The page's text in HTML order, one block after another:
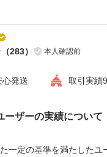
（283） 本人確認前
心発送 取引実績
ーザーの実績について
一定の基準を満たしたユ
談 商